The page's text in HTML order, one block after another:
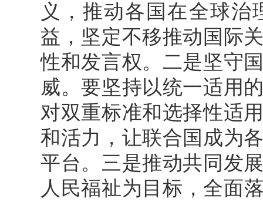
义，推动各国在全球
益，坚定不移推动国际
性和发言权。二是坚守
威。要坚持以统一适用
对双重标准和选择性适
和活力，让联合国成为
平台。三是推动共同发
人民福祉为目标，全面